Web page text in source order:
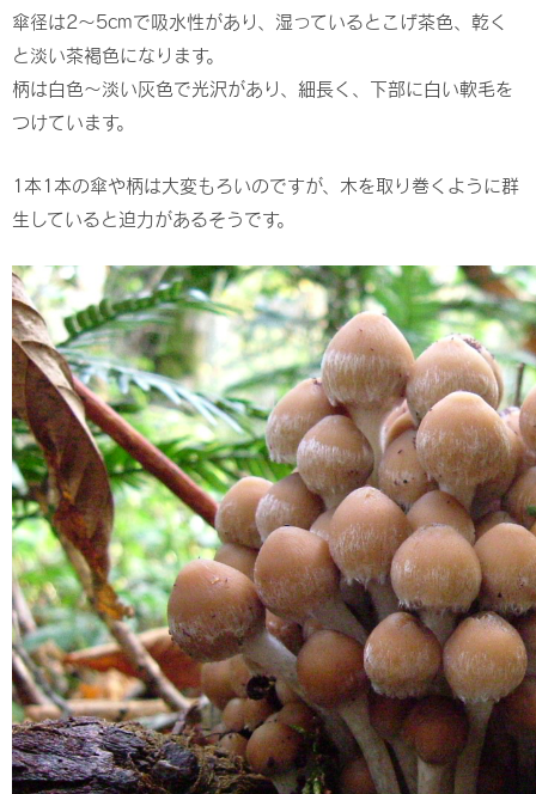
傘径は2～5cmで吸水性があり、湿っているとこげ茶色、乾く
と淡い茶褐色になります。
柄は白色～淡い灰色で光沢があり、細長く、下部に白い軟毛を
つけています。
1本1本の傘や柄は大変もろいのですが、木を取り巻くように群
生していると迫力があるそうです。